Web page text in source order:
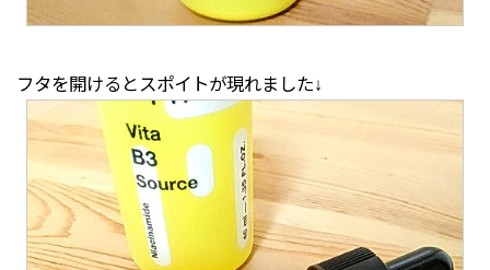
フタを開けるとスポイトが現れました↓